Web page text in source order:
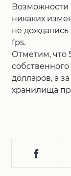
Возможности
никаких
не
fps.
Отметим, что
долларов, а
хранилища